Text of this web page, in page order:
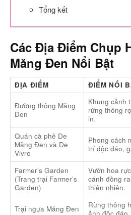
Tổng kết
Các Địa Điểm Chụp
Măng Đen Nổi Bật
ĐỊA ĐIỂM ĐIỂM NỔI
Đường thông Măng
Đen
Khung cảnh
rừng thông
in.
Quán cà phê De
Măng Đen và De
Vivre
Phong cách
trí độc đáo,
Farmer’s Garden
(Trang trại Farmer’s
Garden)
Vườn hoa
cánh đồng
thiên nhiên.
Trại ngựa Măng Đen
Rừng thông
ảnh độc